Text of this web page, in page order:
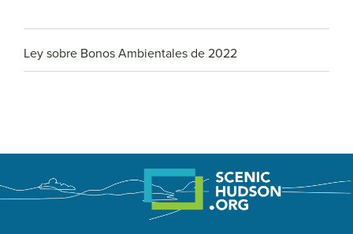
Ley sobre Bonos Ambientales de 2022